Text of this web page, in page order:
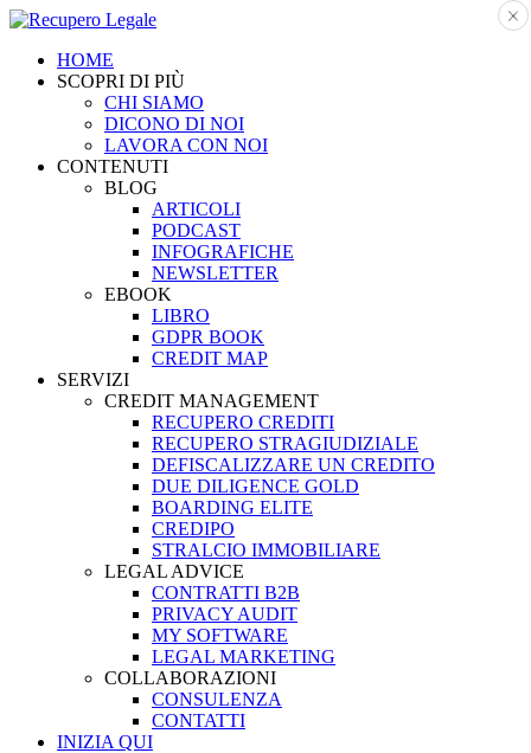
HOME
SCOPRI DI PIÙ
CHI SIAMO
DICONO DI NOI
LAVORA CON NOI
CONTENUTI
BLOG
ARTICOLI
PODCAST
INFOGRAFICHE
NEWSLETTER
EBOOK
LIBRO
GDPR BOOK
CREDIT MAP
SERVIZI
CREDIT MANAGEMENT
RECUPERO CREDITI
RECUPERO STRAGIUDIZIALE
DEFISCALIZZARE UN CREDITO
DUE DILIGENCE GOLD
BOARDING ELITE
CREDIPO
STRALCIO IMMOBILIARE
LEGAL ADVICE
CONTRATTI B2B
PRIVACY AUDIT
MY SOFTWARE
LEGAL MARKETING
COLLABORAZIONI
CONSULENZA
CONTATTI
INIZIA QUI